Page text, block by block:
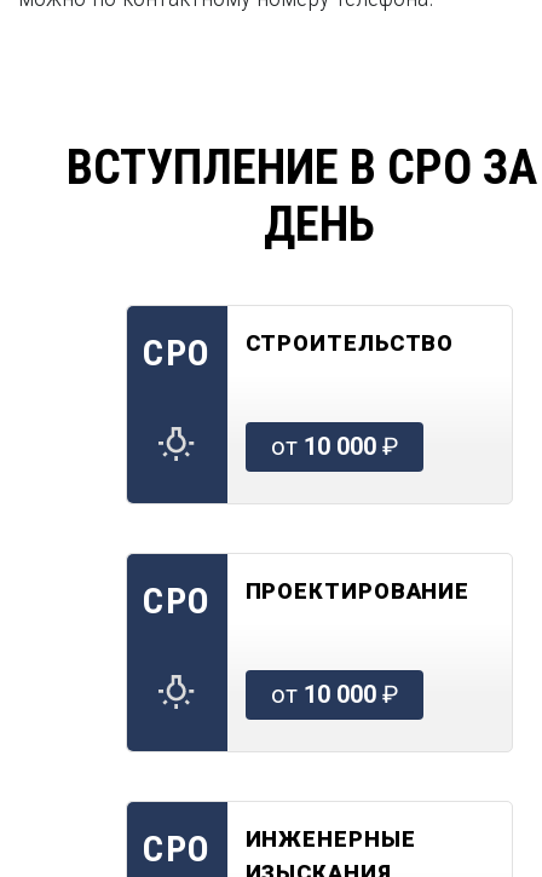
ВСТУПЛЕНИЕ В СРО
ДЕНЬ
СРО СТРОИТЕЛЬСТВО
от 10 000₽
СРО ПРОЕКТИРОВАНИЕ
от 10 000₽
СРО
ИНЖЕНЕРНЫЕ